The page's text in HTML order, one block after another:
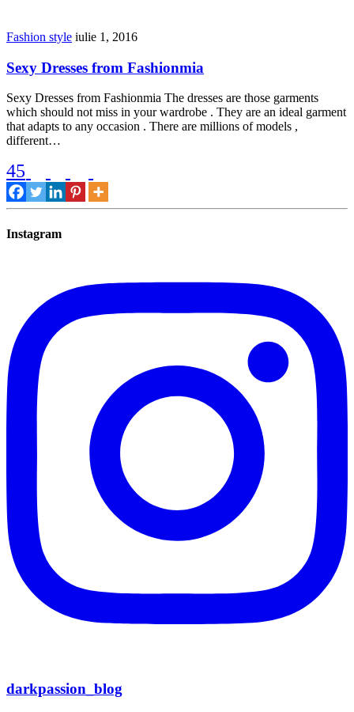
Fashion style iulie 1, 2016
Sexy Dresses from Fashionmia
Sexy Dresses from Fashionmia The dresses are those garments
which should not miss in your wardrobe . They are an ideal garment
that adapts to any occasion . There are millions of models ,
different…
45
Instagram
darkpassion_blog